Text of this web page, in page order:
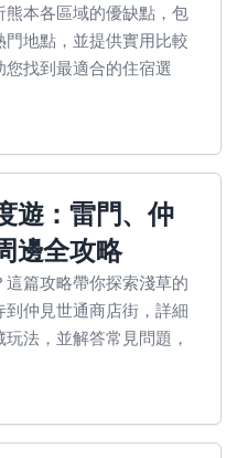
本各區域的優缺點，包
地點，並提供實用比較
找到最適合的住宿選
遊：雷門、仲
邊全攻略
篇攻略帶你探索淺草的
仲見世通商店街，詳細
法，並解答常見問題，